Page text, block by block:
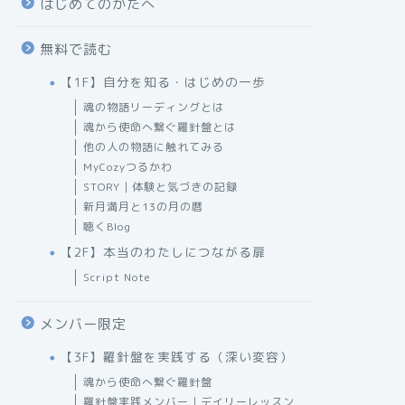
はじめてのかたへ
無料で読む
【1F】自分を知る・はじめの一歩
魂の物語リーディングとは
魂から使命へ繋ぐ羅針盤とは
他の人の物語に触れてみる
MyCozyつるかわ
STORY｜体験と気づきの記録
新月満月と13の月の暦
聴くBlog
【2F】本当のわたしにつながる扉
Script Note
メンバー限定
【3F】羅針盤を実践する（深い変容）
魂から使命へ繋ぐ羅針盤